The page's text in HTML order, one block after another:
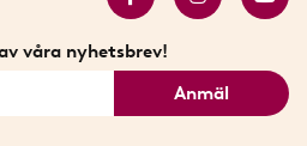
våra nyhetsbrev!
Anmäl